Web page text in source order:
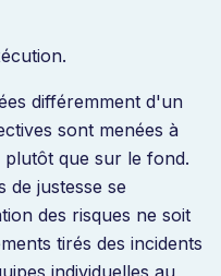
différemment d'un
sont menées à
plutôt que sur le fond.
de justesse se
des risques ne soit
tirés des incidents
individuelles au